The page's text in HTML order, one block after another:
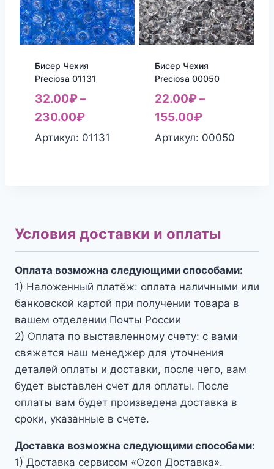
Бисер Чехия
Preciosa 01131
32.00₽–
230.00₽
Артикул: 01131
Бисер Чехия
Preciosa 00050
22.00₽–
155.00₽
Артикул: 00050
Условия доставки и оплаты
Оплата возможна следующими способами:
1) Наложенный платёж: оплата наличными или
банковской картой при получении товара в
вашем отделении Почты России
2) Оплата по выставленному счету: с вами
свяжется наш менеджер для уточнения
деталей оплаты и доставки, после чего, вам
будет выставлен счет для оплаты. После
оплаты вам будет произведена доставка в
сроки, указанные в счете.
Доставка возможна следующими способами:
1) Доставка сервисом «Ozon Доставка».